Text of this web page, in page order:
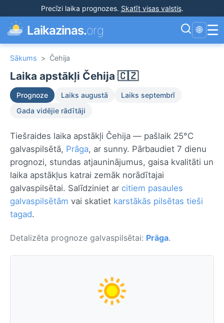
Precīzi laika prognozes. Skatīt visas valstis.
Laikazinas.org 🌐 ☰
Sākums > Čehija
Laika apstākļi Čehija 🇨🇿
Prognoze Laiks augustā
Laiks septembrī
Gada vidējie rādītāji
Tiešraides laika apstākļi Čehija — pašlaik 25°C
galvaspilsētā, Prāga, ar sunny. Pārbaudiet 7 dienu
prognozi, stundas atjauninājumus, gaisa kvalitāti un
laika apstākļus katrai zemāk norādītajai
galvaspilsētai. Salīdziniet ar citiem pasaules
galvaspilsētām vai skatiet karstākās pilsētas tieši
tagad.
Detalizēta prognoze galvaspilsētai: Prāga.